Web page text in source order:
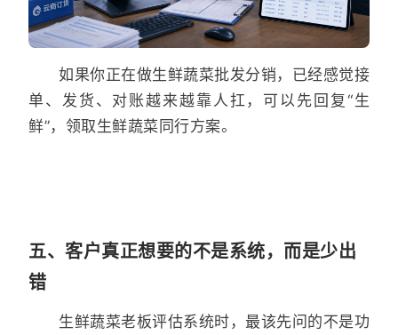
如果你正在做生鲜蔬菜批发分销，已经感觉接
单、发货、对账越来越靠人扛，可以先回复“生
鲜”，领取生鲜蔬菜同行方案。
五、客户真正想要的不是系统，而是少出
错
生鲜蔬菜老板评估系统时，最该先问的不是功